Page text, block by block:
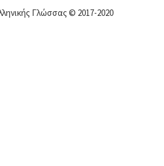
Γλώσσας © 2017-2020